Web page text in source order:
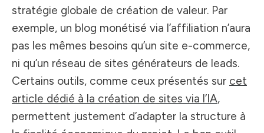
stratégie globale de création de valeur. Par
exemple, un blog monétisé via l’affiliation n’aura
pas les mêmes besoins qu’un site e-commerce,
ni qu’un réseau de sites générateurs de leads.
Certains outils, comme ceux présentés sur cet
article dédié à la création de sites via l’IA,
permettent justement d’adapter la structure à